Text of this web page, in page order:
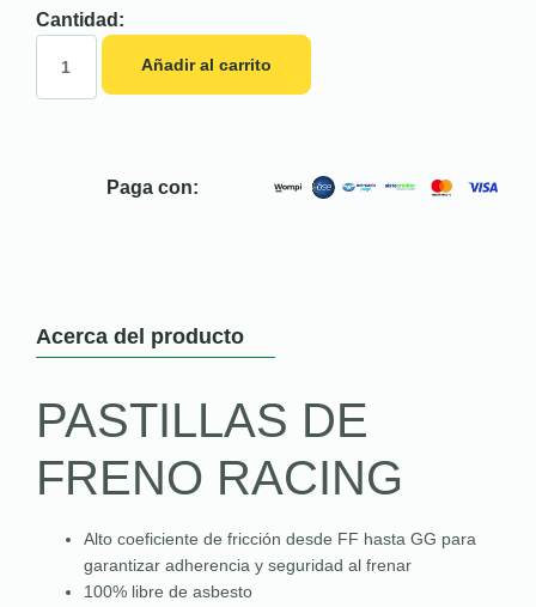
Cantidad:
Añadir al carrito
Paga con:
Acerca del producto
PASTILLAS DE
FRENO RACING
Alto coeficiente de fricción desde FF hasta GG para
garantizar adherencia y seguridad al frenar
100% libre de asbesto